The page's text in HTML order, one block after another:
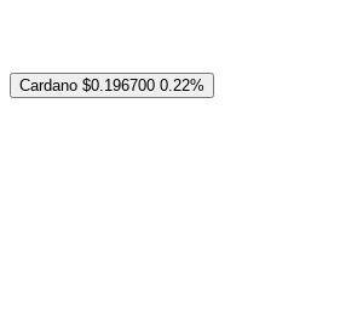
Cardano $0.196700 0.22%